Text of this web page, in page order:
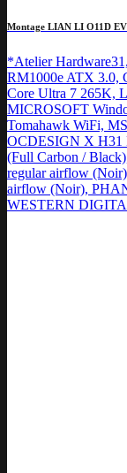
Montage LIAN LI O11D
*Atelier
RM1000e ATX 3.0,
Core Ultra 7 265K,
MICROSOFT
Tomahawk WiFi,
OCDESIGN X H31
(Full Carbon /
regular airflow
airflow (Noir),
WESTERN